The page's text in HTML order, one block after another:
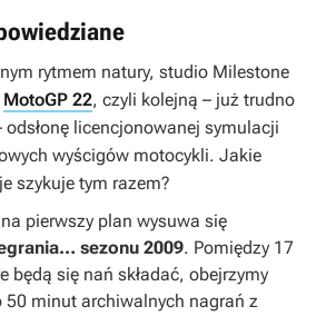
rytmem natury, studio Milestone
MotoGP 22, czyli kolejną – już trudno
licencjonowanej symulacji
wyścigów motocykli. Jakie
szykuje tym razem?
pierwszy plan wysuwa się
sezonu 2009. Pomiędzy 17
będą się nań składać, obejrzymy
50 minut archiwalnych nagrań z